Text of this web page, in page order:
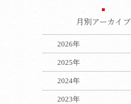
月別アーカイブ
2026年
2025年
2024年
2023年